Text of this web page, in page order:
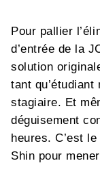
Pour pallier
d’entrée de la
solution
tant
stagiaire. Et
déguisement
heures. C’est
Shin pour